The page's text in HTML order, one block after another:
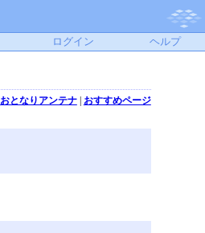
ログイン ヘルプ
おとなりアンテナ| おすすめページ